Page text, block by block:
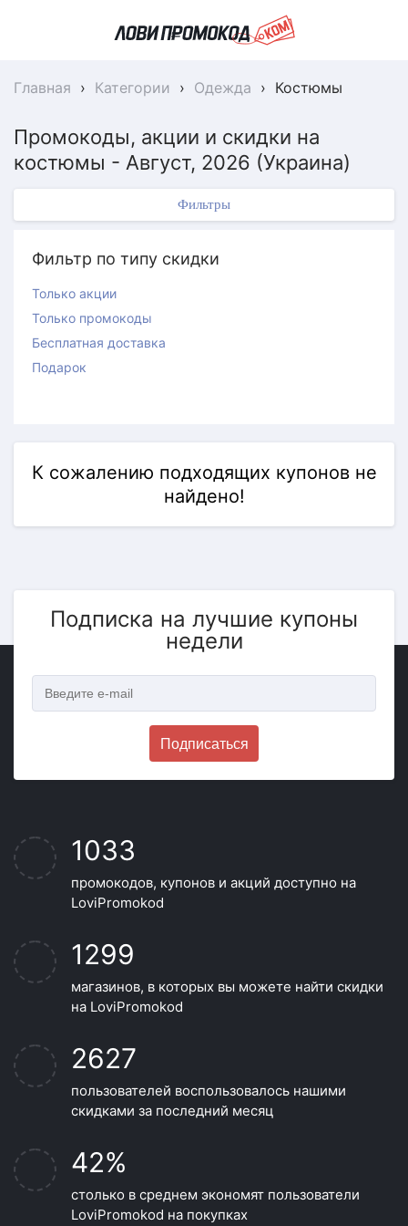
Главная › Категории › Одежда › Костюмы
Промокоды, акции и скидки на
костюмы - Август, 2026 (Украина)
Фильтры
Фильтр по типу скидки
Только акции
Только промокоды
Бесплатная доставка
Подарок
К сожалению подходящих купонов не
найдено!
Подписка на лучшие купоны
недели
Подписаться
1033
промокодов, купонов и акций доступно на
LoviPromokod
1299
магазинов, в которых вы можете найти скидки
на LoviPromokod
2627
пользователей воспользовалось нашими
скидками за последний месяц
42%
столько в среднем экономят пользователи
LoviPromokod на покупках